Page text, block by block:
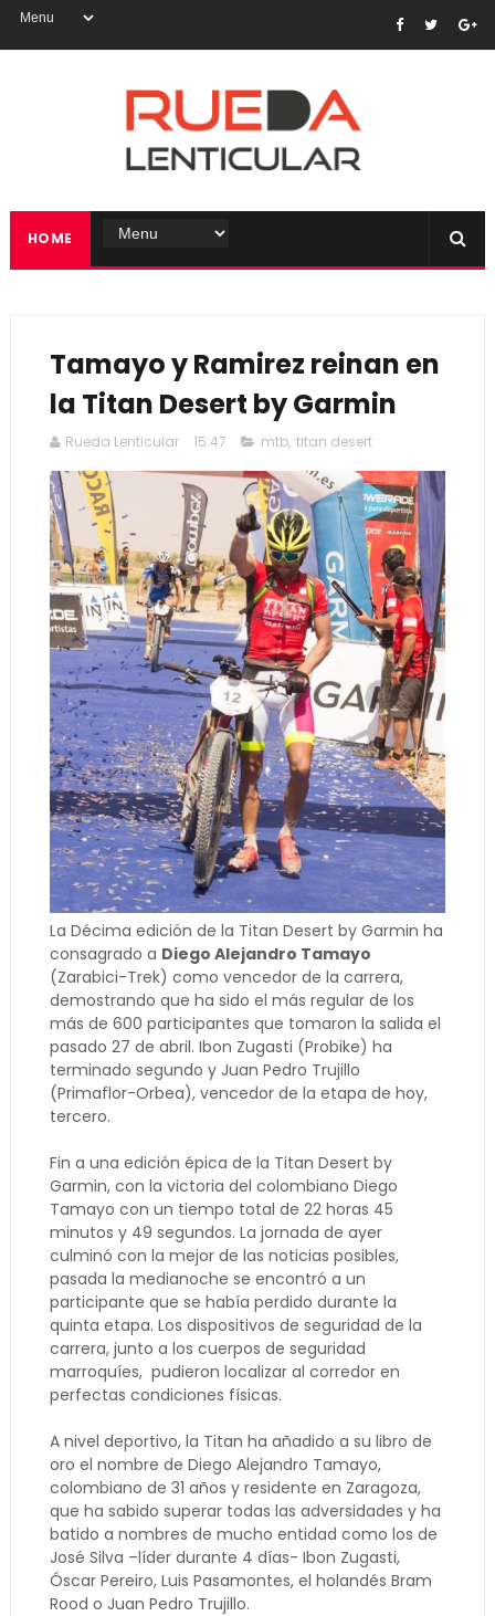
HOME
Tamayo y Ramirez reinan en
la Titan Desert by Garmin
Rueda Lenticular 15:47 mtb, titan desert
La Décima edición de la Titan Desert by Garmin ha
consagrado a Diego Alejandro Tamayo
(Zarabici-Trek) como vencedor de la carrera,
demostrando que ha sido el más regular de los
más de 600 participantes que tomaron la salida el
pasado 27 de abril. Ibon Zugasti (Probike) ha
terminado segundo y Juan Pedro Trujillo
(Primaflor-Orbea), vencedor de la etapa de hoy,
tercero.
Fin a una edición épica de la Titan Desert by
Garmin, con la victoria del colombiano Diego
Tamayo con un tiempo total de 22 horas 45
minutos y 49 segundos. La jornada de ayer
culminó con la mejor de las noticias posibles,
pasada la medianoche se encontró a un
participante que se había perdido durante la
quinta etapa. Los dispositivos de seguridad de la
carrera, junto a los cuerpos de seguridad
marroquíes, pudieron localizar al corredor en
perfectas condiciones físicas.
A nivel deportivo, la Titan ha añadido a su libro de
oro el nombre de Diego Alejandro Tamayo,
colombiano de 31 años y residente en Zaragoza,
que ha sabido superar todas las adversidades y ha
batido a nombres de mucho entidad como los de
José Silva –líder durante 4 días- Ibon Zugasti,
Óscar Pereiro, Luis Pasamontes, el holandés Bram
Rood o Juan Pedro Trujillo.